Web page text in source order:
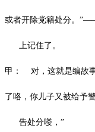
或者开除党籍处分。
上记住了。
甲： 对，这就是编故
了咯，你儿子又被给予
告处分喽，”